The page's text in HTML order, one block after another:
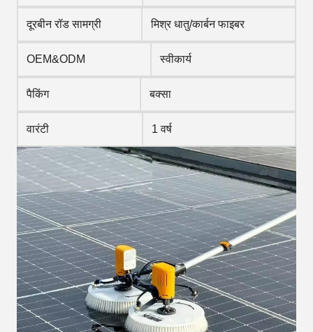
दूरबीन रॉड सामग्री मिश्र धातु/कार्बन फाइबर
OEM&ODM स्वीकार्य
पैकिंग बक्सा
वारंटी 1 वर्ष